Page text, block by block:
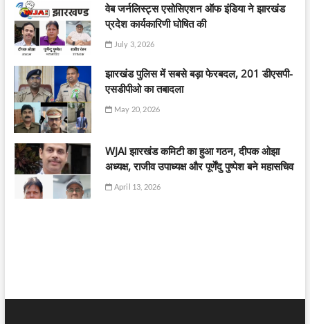
वेब जर्नलिस्ट्स एसोसिएशन ऑफ इंडिया ने झारखंड
प्रदेश कार्यकारिणी घोषित की
July 3, 2026
झारखंड पुलिस में सबसे बड़ा फेरबदल, 201 डीएसपी-
एसडीपीओ का तबादला
May 20, 2026
WJAI झारखंड कमिटी का हुआ गठन, दीपक ओझा
अध्यक्ष, राजीव उपाध्यक्ष और पूर्णेंदु पुष्पेश बने महासचिव
April 13, 2026